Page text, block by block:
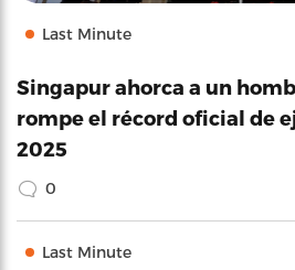
Last Minute
Singapur ahorca a un
rompe el récord oficial de
2025
0
Last Minute